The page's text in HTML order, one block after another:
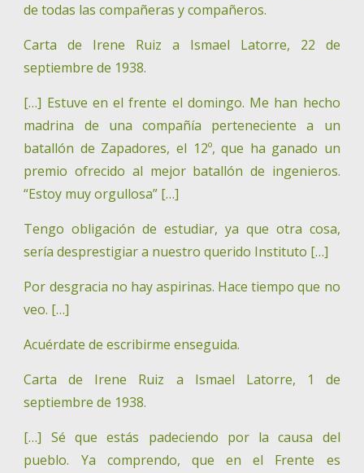
de todas las compañeras y compañeros.
Carta de Irene Ruiz a Ismael Latorre, 22 de
septiembre de 1938.
[…] Estuve en el frente el domingo. Me han hecho
madrina de una compañía perteneciente a un
batallón de Zapadores, el 12º, que ha ganado un
premio ofrecido al mejor batallón de ingenieros.
“Estoy muy orgullosa” […]
Tengo obligación de estudiar, ya que otra cosa,
sería desprestigiar a nuestro querido Instituto […]
Por desgracia no hay aspirinas. Hace tiempo que no
veo. […]
Acuérdate de escribirme enseguida.
Carta de Irene Ruiz a Ismael Latorre, 1 de
septiembre de 1938.
[…] Sé que estás padeciendo por la causa del
pueblo. Ya comprendo, que en el Frente es